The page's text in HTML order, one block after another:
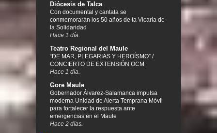
Diócesis de Talca
Con documental y cantata se
conmemorarán los 50 años de la Vicaría de
la Solidaridad
Hace 1 día.
Teatro Regional del Maule
“DE MAR, PLEGARIAS Y HEROÍSMO” /
CONCIERTO DE EXTENSIÓN OCM
Hace 1 día.
Gore Maule
Gobernador Álvarez-Salamanca impulsa
moderna Unidad de Alerta Temprana Móvil
para fortalecer la respuesta ante
emergencias en el Maule
Hace 2 días.